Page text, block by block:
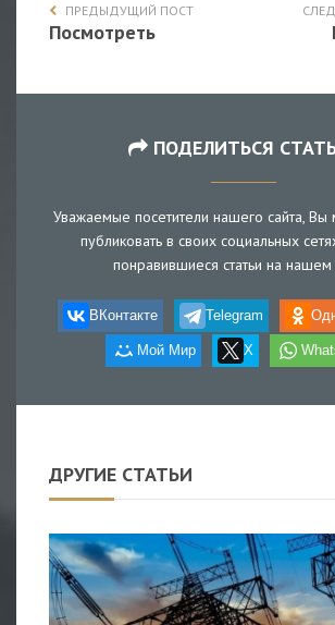
ПРЕДЫДУЩИЙ ПОСТ
Посмотреть
ПОДЕЛИТЬСЯ
Уважаемые посетители нашего сайта,
публиковать в своих социальных
понравившиеся статьи на нашем
ВКонтакте Telegram
Мой Мир X
ДРУГИЕ СТАТЬИ